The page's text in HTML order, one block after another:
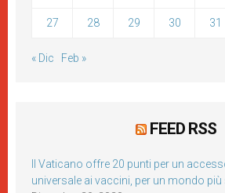
27 28 29 30 31
« Dic Feb »
FEED RSS
Il Vaticano offre 20 punti per un
universale ai vaccini, per un mondo